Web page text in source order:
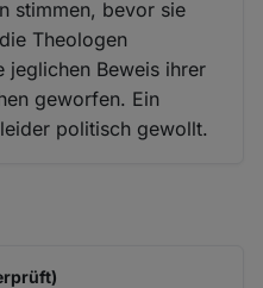
stimmen, bevor sie
Theologen
jeglichen Beweis ihrer
geworfen. Ein
politisch gewollt.